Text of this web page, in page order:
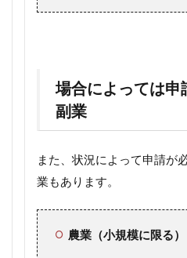
場合によっては申
副業
また、状況によって申請が
業もあります。
農業（小規模に限る）